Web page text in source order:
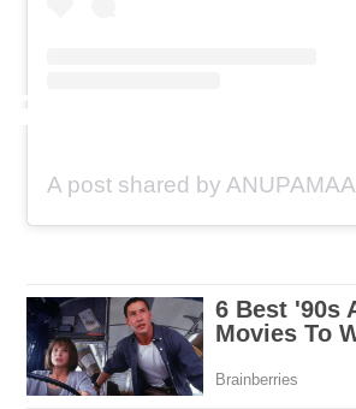
A post shared by ANUPAMAA